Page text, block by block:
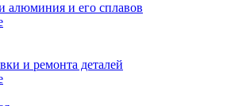
алюминия и его сплавов
и ремонта деталей